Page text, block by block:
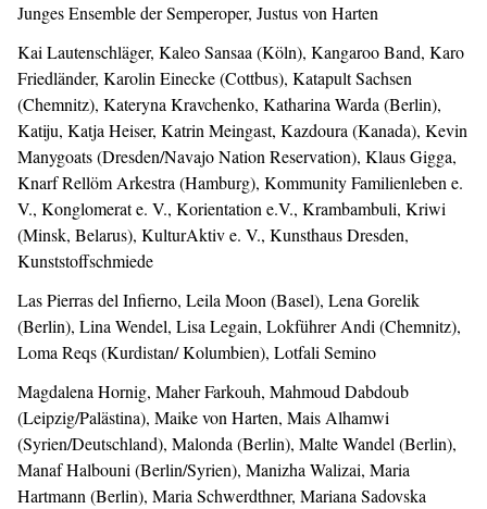
Junges Ensemble der Semperoper, Justus von Harten
Kai Lautenschläger, Kaleo Sansaa (Köln), Kangaroo Band, Karo
Friedländer, Karolin Einecke (Cottbus), Katapult Sachsen
(Chemnitz), Kateryna Kravchenko, Katharina Warda (Berlin),
Katiju, Katja Heiser, Katrin Meingast, Kazdoura (Kanada), Kevin
Manygoats (Dresden/Navajo Nation Reservation), Klaus Gigga,
Knarf Rellöm Arkestra (Hamburg), Kommunity Familienleben e.
V., Konglomerat e. V., Korientation e.V., Krambambuli, Kriwi
(Minsk, Belarus), KulturAktiv e. V., Kunsthaus Dresden,
Kunststoffschmiede
Las Pierras del Infierno, Leila Moon (Basel), Lena Gorelik
(Berlin), Lina Wendel, Lisa Legain, Lokführer Andi (Chemnitz),
Loma Reqs (Kurdistan/ Kolumbien), Lotfali Semino
Magdalena Hornig, Maher Farkouh, Mahmoud Dabdoub
(Leipzig/Palästina), Maike von Harten, Mais Alhamwi
(Syrien/Deutschland), Malonda (Berlin), Malte Wandel (Berlin),
Manaf Halbouni (Berlin/Syrien), Manizha Walizai, Maria
Hartmann (Berlin), Maria Schwerdthner, Mariana Sadovska